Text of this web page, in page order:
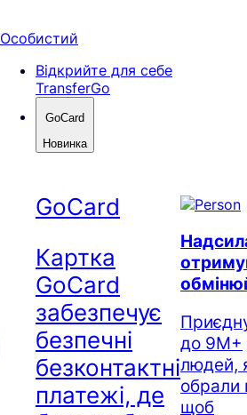
Особистий
Відкрийте для себе
TransferGo
GoCard
Новинка
GoCard
Картка
GoCard
забезпечує
безпечні
безконтактні
платежі, де
до 9M+
людей,
обрали
щоб